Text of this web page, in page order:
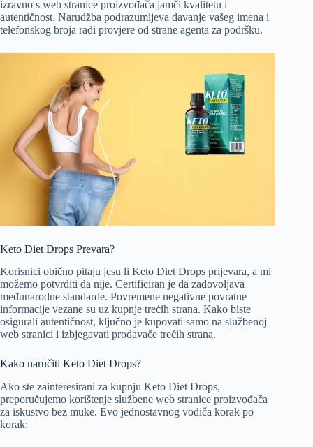
izravno s web stranice proizvođača jamči kvalitetu i
autentičnost. Narudžba podrazumijeva davanje vašeg imena i
telefonskog broja radi provjere od strane agenta za podršku.
Keto Diet Drops Prevara?
Korisnici obično pitaju jesu li Keto Diet Drops prijevara, a mi
možemo potvrditi da nije. Certificiran je da zadovoljava
međunarodne standarde. Povremene negativne povratne
informacije vezane su uz kupnje trećih strana. Kako biste
osigurali autentičnost, ključno je kupovati samo na službenoj
web stranici i izbjegavati prodavače trećih strana.
Kako naručiti Keto Diet Drops?
Ako ste zainteresirani za kupnju Keto Diet Drops,
preporučujemo korištenje službene web stranice proizvođača
za iskustvo bez muke. Evo jednostavnog vodiča korak po
korak: